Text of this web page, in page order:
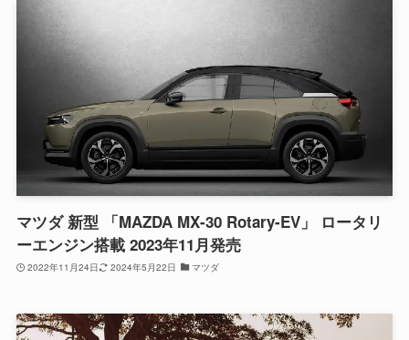
マツダ 新型 「MAZDA MX-30 Rotary-EV」 ロータリ
ーエンジン搭載 2023年11月発売
2022年11月24日 2024年5月22日 マツダ